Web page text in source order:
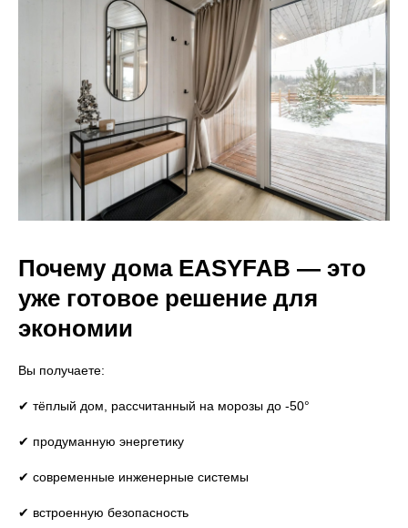
Почему дома EASYFAB — это
уже готовое решение для
экономии
Вы получаете:
✔ тёплый дом, рассчитанный на морозы до -50°
✔ продуманную энергетику
✔ современные инженерные системы
✔ встроенную безопасность